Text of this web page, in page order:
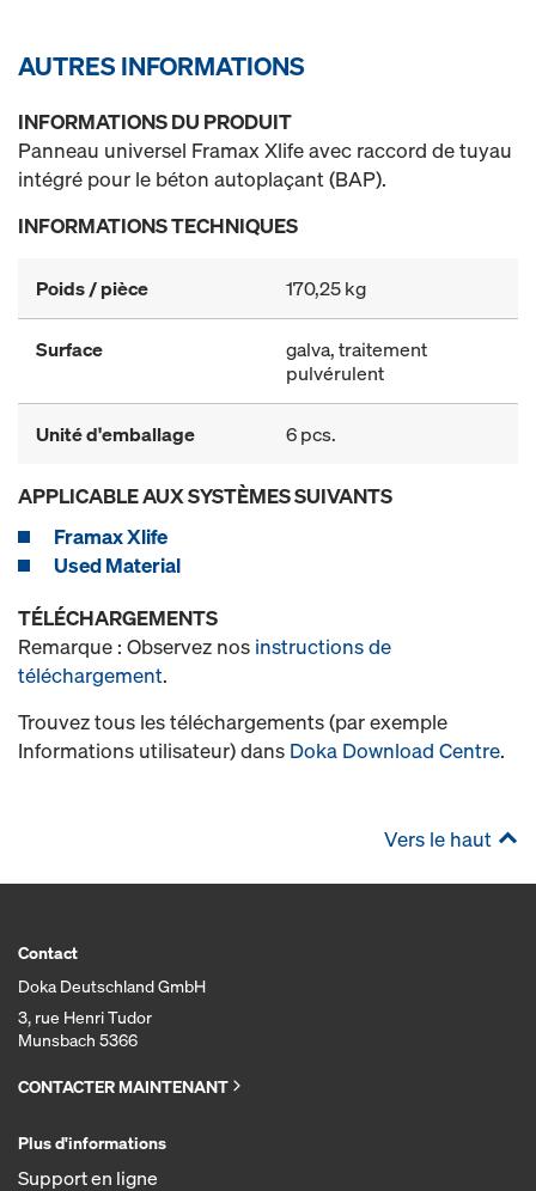
AUTRES INFORMATIONS
INFORMATIONS DU PRODUIT
Panneau universel Framax Xlife avec raccord de tuyau
intégré pour le béton autoplaçant (BAP).
INFORMATIONS TECHNIQUES
Poids / pièce 170,25 kg
Surface
galva, traitement
pulvérulent
Unité d'emballage 6 pcs.
APPLICABLE AUX SYSTÈMES SUIVANTS
Framax Xlife
Used Material
TÉLÉCHARGEMENTS
Remarque : Observez nos instructions de
téléchargement.
Trouvez tous les téléchargements (par exemple
Informations utilisateur) dans Doka Download Centre.
Vers le haut
Contact
Doka Deutschland GmbH
3, rue Henri Tudor
Munsbach 5366
CONTACTER MAINTENANT
Plus d'informations
Support en ligne